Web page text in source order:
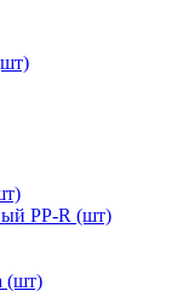
PP-R (шт)
(шт)